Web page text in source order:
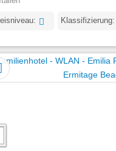
Klassifizierung: